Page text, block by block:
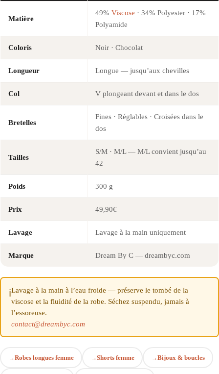
Matière
49% Viscose · 34% Polyester · 17%
Polyamide
Coloris Noir · Chocolat
Longueur Longue — jusqu’aux chevilles
Col V plongeant devant et dans le dos
Bretelles
Fines · Réglables · Croisées dans le
dos
Tailles
S/M · M/L — M/L convient jusqu’au
42
Poids 300 g
Prix 49,90€
Lavage Lavage à la main uniquement
Marque Dream By C — dreambyc.com
ℹ️Lavage à la main à l’eau froide — préserve le tombé de la
viscose et la fluidité de la robe. Séchez suspendu, jamais à
l’essoreuse.
contact@dreambyc.com
Robes longues femme Shorts femme Bijoux & boucles